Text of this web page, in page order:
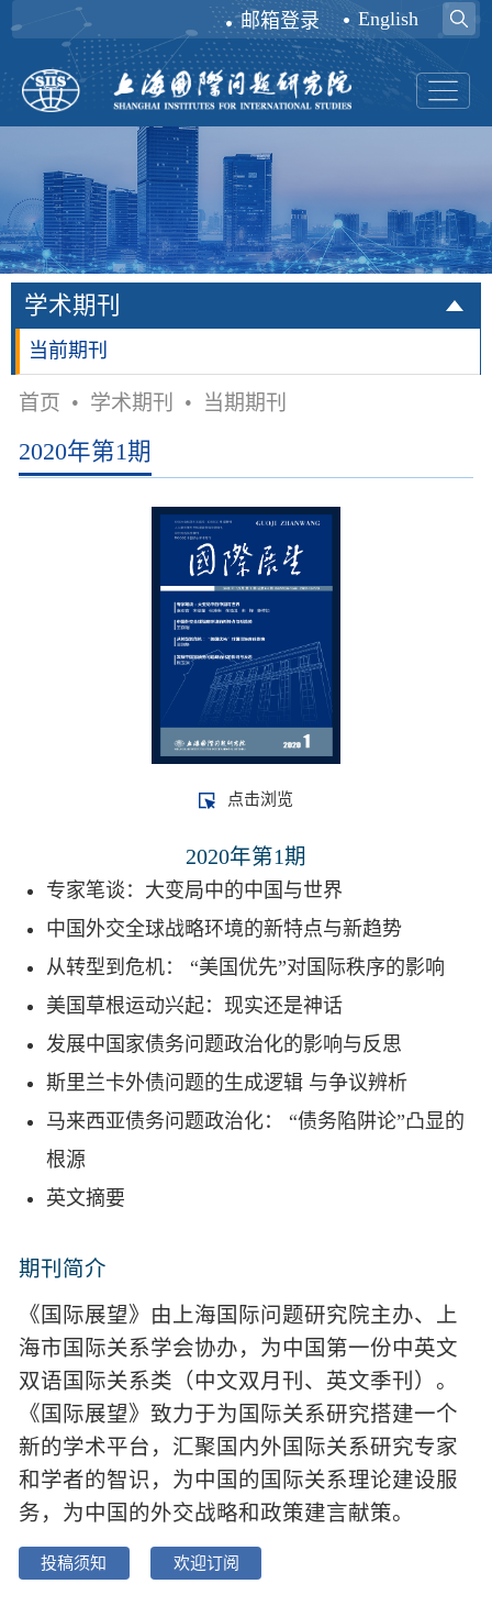
邮箱登录 English
学术期刊
当前期刊
首页 • 学术期刊 • 当期期刊
2020年第1期
点击浏览
2020年第1期
专家笔谈：大变局中的中国与世界
中国外交全球战略环境的新特点与新趋势
从转型到危机： “美国优先”对国际秩序的影响
美国草根运动兴起：现实还是神话
发展中国家债务问题政治化的影响与反思
斯里兰卡外债问题的生成逻辑 与争议辨析
马来西亚债务问题政治化： “债务陷阱论”凸显的
根源
英文摘要
期刊简介
《国际展望》由上海国际问题研究院主办、上
海市国际关系学会协办，为中国第一份中英文
双语国际关系类（中文双月刊、英文季刊）。
《国际展望》致力于为国际关系研究搭建一个
新的学术平台，汇聚国内外国际关系研究专家
和学者的智识，为中国的国际关系理论建设服
务，为中国的外交战略和政策建言献策。
投稿须知 欢迎订阅